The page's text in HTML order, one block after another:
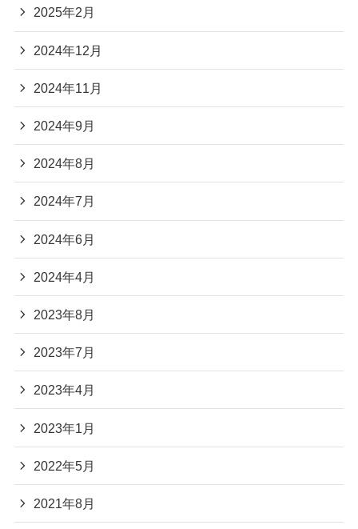
2025年2月
2024年12月
2024年11月
2024年9月
2024年8月
2024年7月
2024年6月
2024年4月
2023年8月
2023年7月
2023年4月
2023年1月
2022年5月
2021年8月